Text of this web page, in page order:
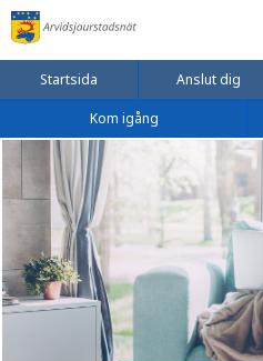
Startsida Anslut dig
Kom igång